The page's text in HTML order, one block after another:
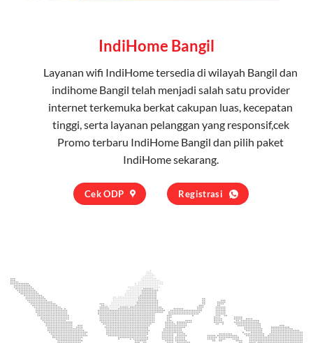
IndiHome Bangil
Layanan wifi IndiHometersedia di wilayah Bangil dan
indihome Bangil telah menjadi salah satu provider
internet terkemuka berkat cakupan luas, kecepatan
tinggi, serta layanan pelanggan yang responsif,cek
Promo terbaru IndiHome Bangil dan pilih paket
IndiHomesekarang.
Cek ODP Registrasi